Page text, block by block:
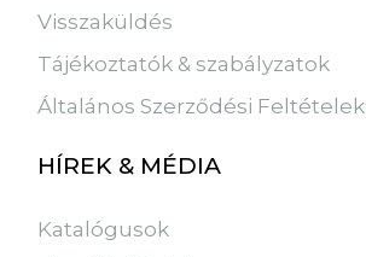
Visszaküldés
Tájékoztatók & szabályzatok
Általános Szerződési Feltételek
HÍREK & MÉDIA
Katalógusok